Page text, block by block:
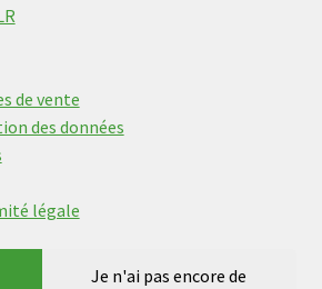
de vente
des données
légale
Je n'ai pas encore de